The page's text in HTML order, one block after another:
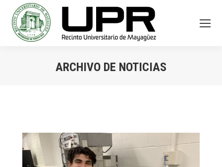
ARCHIVO DE NOTICIAS